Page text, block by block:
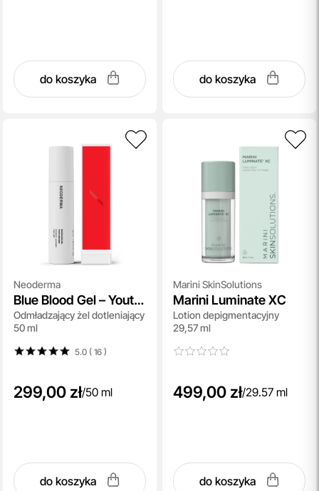
do koszyka do koszyka
Neoderma
Blue Blood Gel – Youth
Infuser
Odmładzający żel dotleniający
50 ml
5.0 ( 16)
299,00 zł/50 ml
do koszyka
Marini SkinSolutions
Marini Luminate XC
Lotion depigmentacyjny
29,57 ml
499,00 zł/29.57 ml
do koszyka